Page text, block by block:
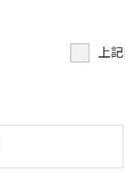
上